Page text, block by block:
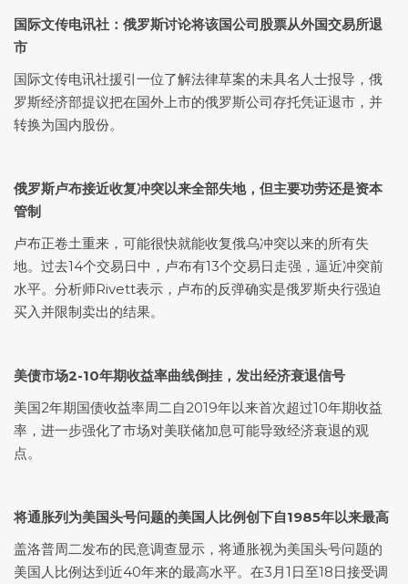
国际文传电讯社：俄罗斯讨论将该国公司股票从外国交易所退
市
国际文传电讯社援引一位了解法律草案的未具名人士报导，俄
罗斯经济部提议把在国外上市的俄罗斯公司存托凭证退市，并
转换为国内股份。
俄罗斯卢布接近收复冲突以来全部失地，但主要功劳还是资本
管制
卢布正卷土重来，可能很快就能收复俄乌冲突以来的所有失
地。过去14个交易日中，卢布有13个交易日走强，逼近冲突前
水平。分析师Rivett表示，卢布的反弹确实是俄罗斯央行强迫
买入并限制卖出的结果。
美债市场2-10年期收益率曲线倒挂，发出经济衰退信号
美国2年期国债收益率周二自2019年以来首次超过10年期收益
率，进一步强化了市场对美联储加息可能导致经济衰退的观
点。
将通胀列为美国头号问题的美国人比例创下自1985年以来最高
盖洛普周二发布的民意调查显示，将通胀视为美国头号问题的
美国人比例达到近40年来的最高水平。在3月1日至18日接受调